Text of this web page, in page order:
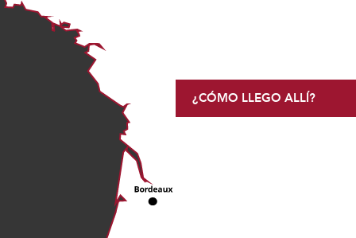
¿CÓMO LLEGO ALLÍ?